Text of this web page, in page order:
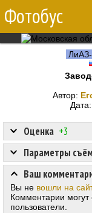
Фотобус
Автор:
Дата:
Оценка +3
Параметры
Ваш
Вы не вошли на сайт
Комментарии могут
пользователи.